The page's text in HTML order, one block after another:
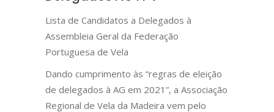
Lista de Candidatos a Delegados à
Assembleia Geral da Federação
Portuguesa de Vela
Dando cumprimento às “regras de eleição
de delegados à AG em 2021”, a Associação
Regional de Vela da Madeira vem pelo